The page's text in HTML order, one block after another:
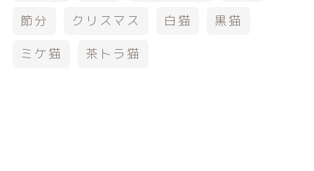
節分
クリスマス 白猫
黒猫
ミケ猫
茶トラ猫